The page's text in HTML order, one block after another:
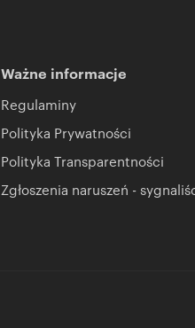
Ważne informacje
Regulaminy
Polityka Prywatności
Polityka Transparentności
Zgłoszenia naruszeń -